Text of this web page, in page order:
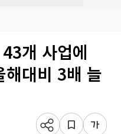
개 사업에
대비 3배 늘